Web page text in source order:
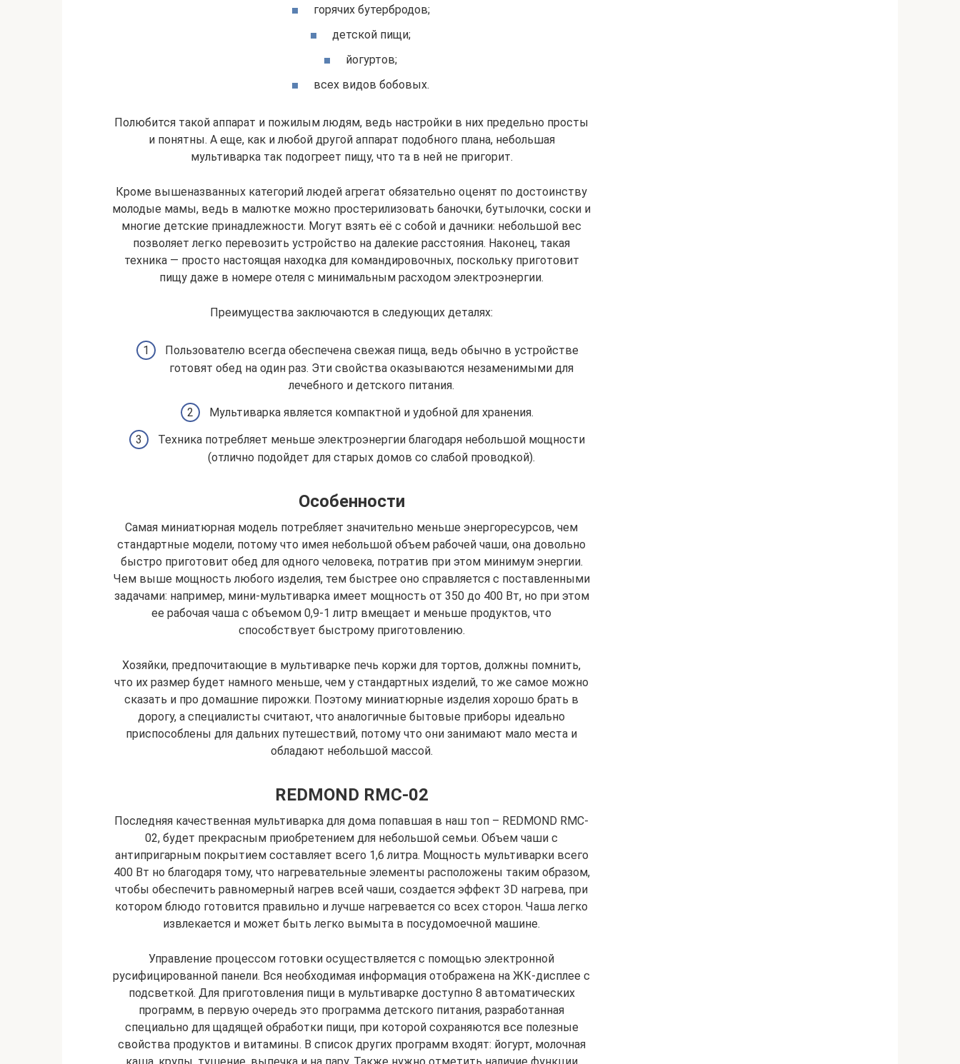
горячих бутербродов;
детской пищи;
йогуртов;
всех видов бобовых.
Полюбится такой аппарат и пожилым людям, ведь настройки в них предельно просты
и понятны. А еще, как и любой другой аппарат подобного плана, небольшая
мультиварка так подогреет пищу, что та в ней не пригорит.
Кроме вышеназванных категорий людей агрегат обязательно оценят по достоинству
молодые мамы, ведь в малютке можно простерилизовать баночки, бутылочки, соски и
многие детские принадлежности. Могут взять её с собой и дачники: небольшой вес
позволяет легко перевозить устройство на далекие расстояния. Наконец, такая
техника — просто настоящая находка для командировочных, поскольку приготовит
пищу даже в номере отеля с минимальным расходом электроэнергии.
Преимущества заключаются в следующих деталях:
Пользователю всегда обеспечена свежая пища, ведь обычно в устройстве
готовят обед на один раз. Эти свойства оказываются незаменимыми для
лечебного и детского питания.
Мультиварка является компактной и удобной для хранения.
Техника потребляет меньше электроэнергии благодаря небольшой мощности
(отлично подойдет для старых домов со слабой проводкой).
Особенности
Самая миниатюрная модель потребляет значительно меньше энергоресурсов, чем
стандартные модели, потому что имея небольшой объем рабочей чаши, она довольно
быстро приготовит обед для одного человека, потратив при этом минимум энергии.
Чем выше мощность любого изделия, тем быстрее оно справляется с поставленными
задачами: например, мини-мультиварка имеет мощность от 350 до 400 Вт, но при этом
ее рабочая чаша с объемом 0,9-1 литр вмещает и меньше продуктов, что
способствует быстрому приготовлению.
Хозяйки, предпочитающие в мультиварке печь коржи для тортов, должны помнить,
что их размер будет намного меньше, чем у стандартных изделий, то же самое можно
сказать и про домашние пирожки. Поэтому миниатюрные изделия хорошо брать в
дорогу, а специалисты считают, что аналогичные бытовые приборы идеально
приспособлены для дальних путешествий, потому что они занимают мало места и
обладают небольшой массой.
REDMOND RMC-02
Последняя качественная мультиварка для дома попавшая в наш топ – REDMOND RMC-
02, будет прекрасным приобретением для небольшой семьи. Объем чаши с
антипригарным покрытием составляет всего 1,6 литра. Мощность мультиварки всего
400 Вт но благодаря тому, что нагревательные элементы расположены таким образом,
чтобы обеспечить равномерный нагрев всей чаши, создается эффект 3D нагрева, при
котором блюдо готовится правильно и лучше нагревается со всех сторон. Чаша легко
извлекается и может быть легко вымыта в посудомоечной машине.
Управление процессом готовки осуществляется с помощью электронной
русифицированной панели. Вся необходимая информация отображена на ЖК-дисплее с
подсветкой. Для приготовления пищи в мультиварке доступно 8 автоматических
программ, в первую очередь это программа детского питания, разработанная
специально для щадящей обработки пищи, при которой сохраняются все полезные
свойства продуктов и витамины. В список других программ входят: йогурт, молочная